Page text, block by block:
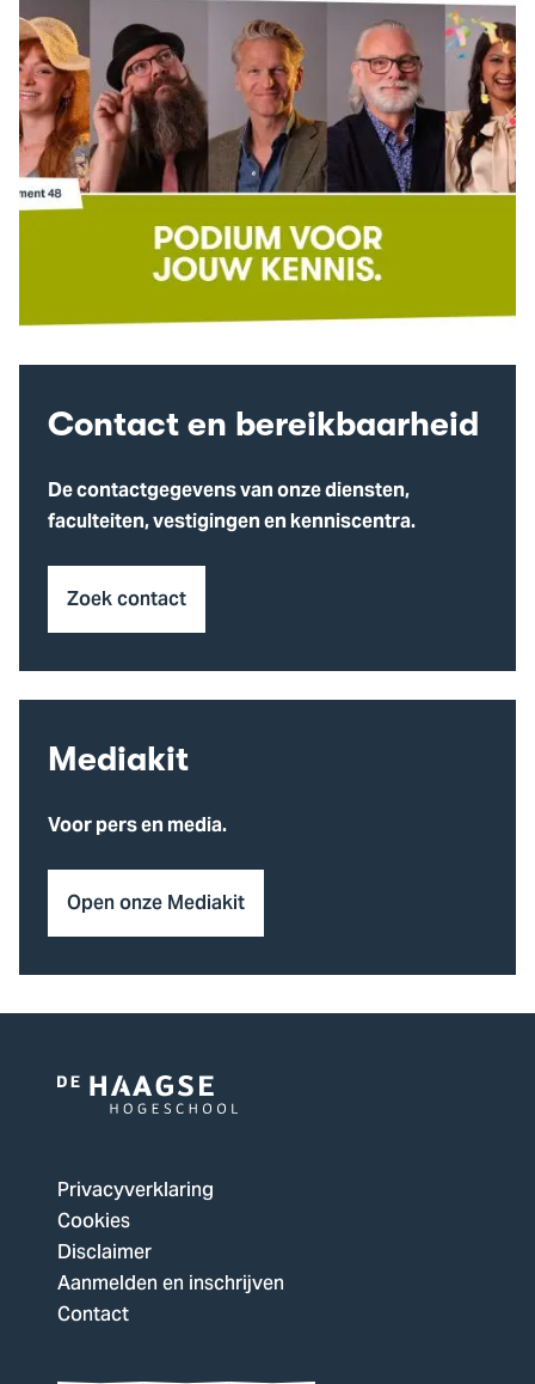
Contact en bereikbaarheid
De contactgegevens van onze diensten,
faculteiten, vestigingen en kenniscentra.
Zoek contact
Mediakit
Voor pers en media.
Open onze Mediakit
Logo
De
Haagse
Hogeschool,
ga
naar
de
Privacyverklaring
Cookies
Disclaimer
Aanmelden en inschrijven
Contact